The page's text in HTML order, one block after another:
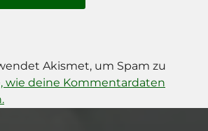
Akismet, um Spam zu
wie deine Kommentardaten